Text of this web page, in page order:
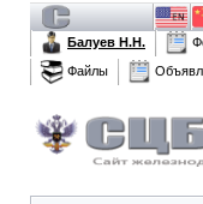
Балуев Н.Н.
Файлы